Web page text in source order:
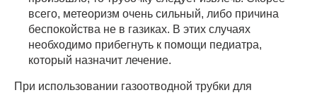
всего, метеоризм очень сильный, либо причина
беспокойства не в газиках. В этих случаях
необходимо прибегнуть к помощи педиатра,
который назначит лечение.
При использовании газоотводной трубки для